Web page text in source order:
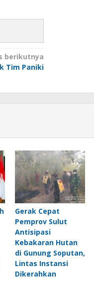
berikutnya
Tim Paniki
Gerak Cepat
Pemprov Sulut
Antisipasi
Kebakaran Hutan
di Gunung Soputan,
Lintas Instansi
Dikerahkan